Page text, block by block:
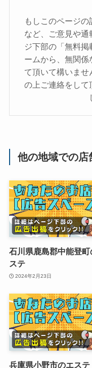
もしこのページ
など、ご意見や
ジ下部の「無料掲
ームから、無関係
て頂いて構いませ
の上ご連絡をして
他の地域での店
石川県鹿島郡中能登町
ステ
2024年2月23日
兵庫県小野市のエステ